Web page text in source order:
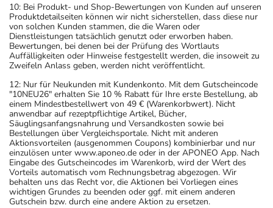
10: Bei Produkt- und Shop-Bewertungen von Kunden auf unseren
Produktdetailseiten können wir nicht sicherstellen, dass diese nur
von solchen Kunden stammen, die die Waren oder
Dienstleistungen tatsächlich genutzt oder erworben haben.
Bewertungen, bei denen bei der Prüfung des Wortlauts
Auffälligkeiten oder Hinweise festgestellt werden, die insoweit zu
Zweifeln Anlass geben, werden nicht veröffentlicht.
12: Nur für Neukunden mit Kundenkonto. Mit dem Gutscheincode
"10NEU26" erhalten Sie 10 % Rabatt für Ihre erste Bestellung, ab
einem Mindestbestellwert von 49 € (Warenkorbwert). Nicht
anwendbar auf rezeptpflichtige Artikel, Bücher,
Säuglingsanfangsnahrung und Versandkosten sowie bei
Bestellungen über Vergleichsportale. Nicht mit anderen
Aktionsvorteilen (ausgenommen Coupons) kombinierbar und nur
einzulösen unter www.aponeo.de oder in der APONEO App. Nach
Eingabe des Gutscheincodes im Warenkorb, wird der Wert des
Vorteils automatisch vom Rechnungsbetrag abgezogen. Wir
behalten uns das Recht vor, die Aktionen bei Vorliegen eines
wichtigen Grundes zu beenden oder ggf. mit einem anderen
Gutschein bzw. durch eine andere Aktion zu ersetzen.